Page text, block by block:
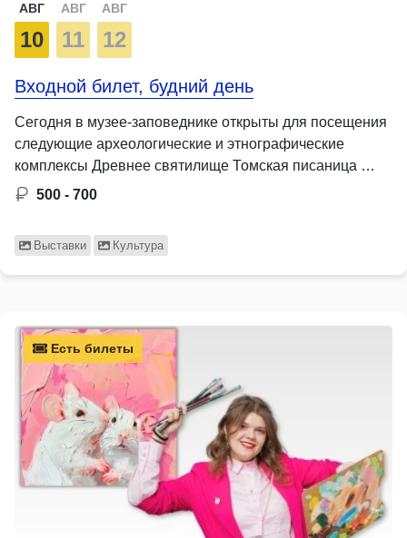
АВГ
10
АВГ
11
АВГ
12
Входной билет, будний день
Сегодня в музее-заповеднике открыты для посещения
следующие археологические и этнографические
комплексы Древнее святилище Томская писаница …
500 - 700
Выставки Культура
Есть билеты